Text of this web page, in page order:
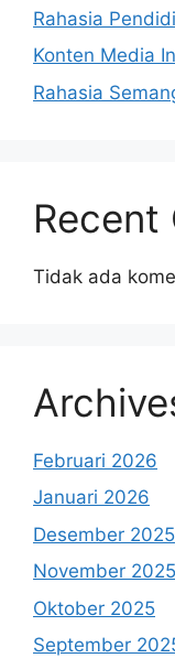
Rahasia
Konten Media
Rahasia
Recent
Tidak ada
Februari 2026
Januari 2026
Desember 2025
November 2025
Oktober 2025
September